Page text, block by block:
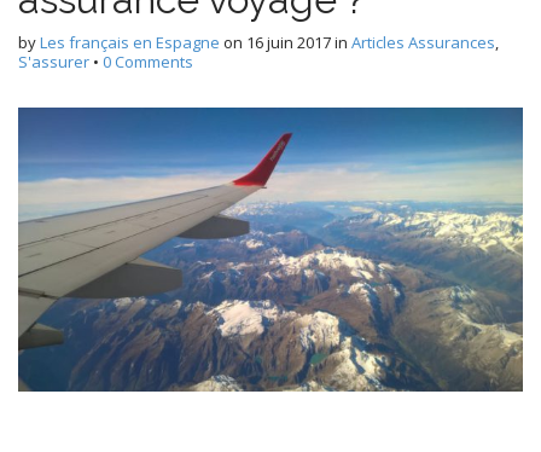
byLes français en Espagne on 16 juin 2017in Articles Assurances,
S'assurer • 0 Comments